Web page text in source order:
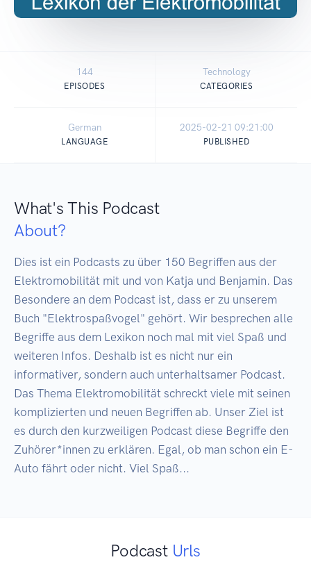
144
EPISODES
Technology
CATEGORIES
German
LANGUAGE
2025-02-21 09:21:00
PUBLISHED
What's This Podcast
About?
Dies ist ein Podcasts zu über 150 Begriffen aus der
Elektromobilität mit und von Katja und Benjamin. Das
Besondere an dem Podcast ist, dass er zu unserem
Buch "Elektrospaßvogel" gehört. Wir besprechen alle
Begriffe aus dem Lexikon noch mal mit viel Spaß und
weiteren Infos. Deshalb ist es nicht nur ein
informativer, sondern auch unterhaltsamer Podcast.
Das Thema Elektromobilität schreckt viele mit seinen
komplizierten und neuen Begriffen ab. Unser Ziel ist
es durch den kurzweiligen Podcast diese Begriffe den
Zuhörer*innen zu erklären. Egal, ob man schon ein E-
Auto fährt oder nicht. Viel Spaß...
Podcast Urls